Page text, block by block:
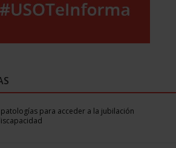
patologías para acceder a la jubilación